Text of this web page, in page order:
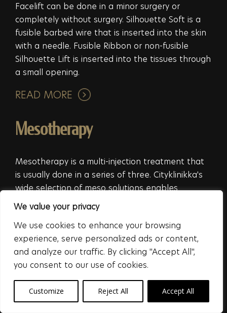
We value your privacy
We use cookies to enhance your browsing
experience, serve personalized ads or content,
and analyze our traffic. By clicking "Accept All",
you consent to our use of cookies.
Customize Reject All Accept All
Facelift can be done in a minor surgery or
completely without surgery. Silhouette Soft is a
fusible barbed wire that is inserted into the skin
with a needle. Fusible Ribbon or non-fusible
Silhouette Lift is inserted into the tissues through
a small opening.
READ MORE
Mesotherapy
Mesotherapy is a multi-injection treatment that
is usually done in a series of three. Cityklinikka's
wide selection of meso solutions enables
customized treatment packages.
READ MORE
FaceTite firms the face
FaceTite is a radiofrequency-assisted facelift that
can be performed under local anesthesia. The